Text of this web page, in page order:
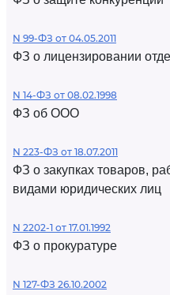
N 99-ФЗ от 04.05.2011
ФЗ о лицензировании
N 14-ФЗ от 08.02.1998
ФЗ об ООО
N 223-ФЗ от 18.07.2011
ФЗ о закупках товаров,
видами юридических лиц
N 2202-1 от 17.01.1992
ФЗ о прокуратуре
N 127-ФЗ 26.10.2002